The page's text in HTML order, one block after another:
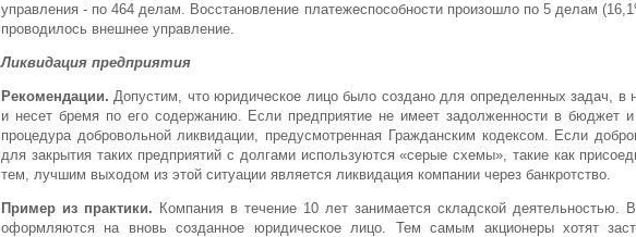
управления - по 464 делам. Восстановление платежеспособности произошло по 5 делам
проводилось внешнее управление.
Ликвидация предприятия
Рекомендации. Допустим, что юридическое лицо было создано для определенных задач,
и несет бремя по его содержанию. Если предприятие не имеет задолженности в бюджет
процедура добровольной ликвидации, предусмотренная Гражданским кодексом. Если
для закрытия таких предприятий с долгами используются «серые схемы», такие как
тем, лучшим выходом из этой ситуации является ликвидация компании через банкротство.
Пример из практики. Компания в течение 10 лет занимается складской
оформляются на вновь созданное юридическое лицо. Тем самым акционеры хотят